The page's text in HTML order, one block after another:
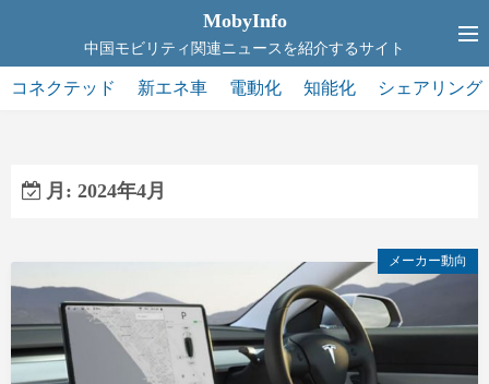
テ
ン
プ
MobyInfo
中国モビリティ関連ニュースを紹介するサイト
コネクテッド 新エネ車 電動化 知能化 シェアリング
月: 2024年4月
メーカー動向